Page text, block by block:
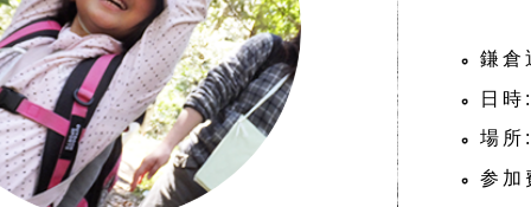
鎌倉
日
場所
参